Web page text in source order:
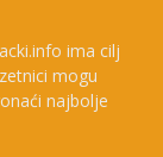
ima cilj
mogu
najbolje